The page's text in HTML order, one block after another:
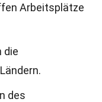
Arbeitsplätze
die
des